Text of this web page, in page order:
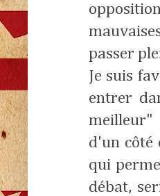
passer
Je suis
entrer
meilleur"
d'un côté
qui
débat,